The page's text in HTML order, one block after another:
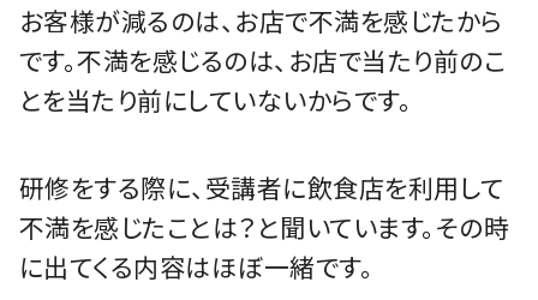
お客様が減るのは、お店で不満を感じたから
です。不満を感じるのは、お店で当たり前のこ
とを当たり前にしていないからです。
研修をする際に、受講者に飲食店を利用して
不満を感じたことは？と聞いています。その時
に出てくる内容はほぼ一緒です。